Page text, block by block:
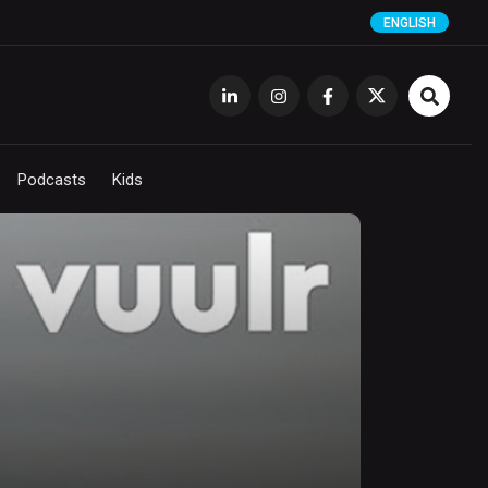
ENGLISH
Podcasts Kids